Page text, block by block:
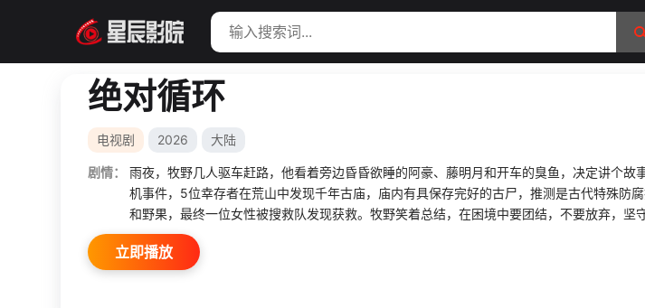
绝对循环
电视剧 2026 大陆
剧情：
雨夜，牧野几人驱车赶路，他看着旁边昏昏欲睡的阿豪、藤明月和开车的臭鱼，决定讲个
机事件，5位幸存者在荒山中发现千年古庙，庙内有具保存完好的古尸，推测是古代特殊防
和野果，最终一位女性被搜救队发现获救。牧野笑着总结，在困境中要团结，不要放弃，坚守
立即播放